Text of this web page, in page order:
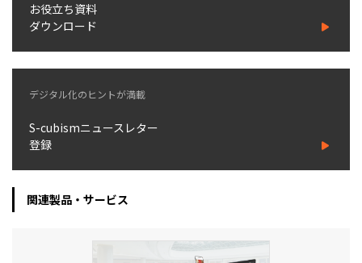
EC運用支援
継続的に結果を出し続けるECサイトへ
ライセンス契約
内製化支援
補助金活用支援
導入事例
お役立ち資料
ダウンロード
デジタル化のヒントが満載
S-cubismニュースレター
登録
関連製品・サービス